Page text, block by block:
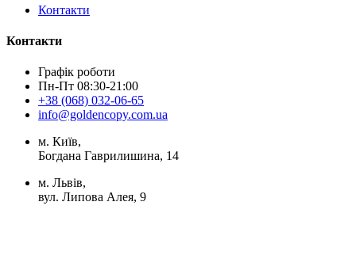
Контакти
Контакти
Графік роботи
Пн-Пт 08:30-21:00
+38 (068) 032-06-65
info@goldencopy.com.ua
м. Київ,
Богдана Гаврилишина, 14
м. Львів,
вул. Липова Алея, 9